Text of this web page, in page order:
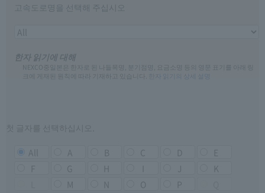
고속도로명을 선택해 주십시오
한자 읽기에 대해
NEXCO중일본은 한자로 된 나들목명, 분기점명, 요금소명 등의 영문 표기를 아래 링
크에 게재된 원칙에 따라 기재하고 있습니다.
한자 읽기의 상세 설명
All A B C D
E
F
G J
K
M N O P